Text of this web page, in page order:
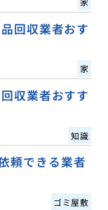
回収業者おす
家
収業者おすす
知識
頼できる業者
ゴミ屋敷